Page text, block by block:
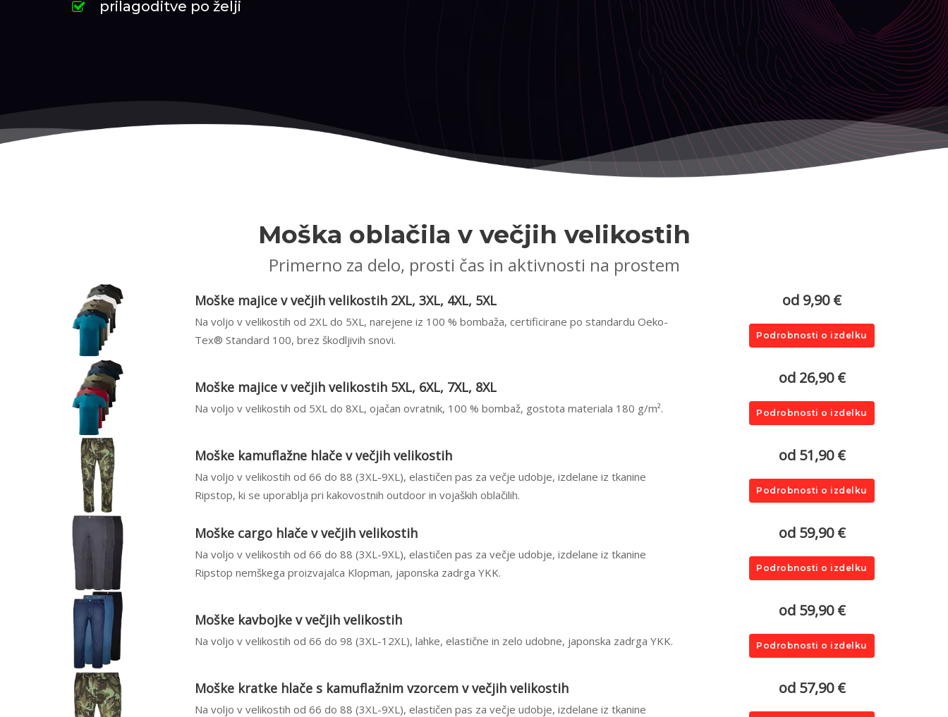
prilagoditve po želji
Moška oblačila v večjih velikostih
Primerno za delo, prosti čas in aktivnosti na prostem
Moške majice v večjih velikostih 2XL, 3XL, 4XL, 5XL
Na voljo v velikostih od 2XL do 5XL, narejene iz 100 % bombaža, certificirane po standardu Oeko-
Tex® Standard 100, brez škodljivih snovi.
od 9,90 €
Podrobnosti o izdelku
Moške majice v večjih velikostih 5XL, 6XL, 7XL, 8XL
Na voljo v velikostih od 5XL do 8XL, ojačan ovratnik, 100 % bombaž, gostota materiala 180 g/m².
od 26,90 €
Podrobnosti o izdelku
Moške kamuflažne hlače v večjih velikostih
Na voljo v velikostih od 66 do 88 (3XL-9XL), elastičen pas za večje udobje, izdelane iz tkanine
Ripstop, ki se uporablja pri kakovostnih outdoor in vojaških oblačilih.
od 51,90 €
Podrobnosti o izdelku
Moške cargo hlače v večjih velikostih
Na voljo v velikostih od 66 do 88 (3XL-9XL), elastičen pas za večje udobje, izdelane iz tkanine
Ripstop nemškega proizvajalca Klopman, japonska zadrga YKK.
od 59,90 €
Podrobnosti o izdelku
Moške kavbojke v večjih velikostih
Na voljo v velikostih od 66 do 98 (3XL-12XL), lahke, elastične in zelo udobne, japonska zadrga YKK.
od 59,90 €
Podrobnosti o izdelku
Moške kratke hlače s kamuflažnim vzorcem v večjih velikostih
Na voljo v velikostih od 66 do 88 (3XL-9XL), elastičen pas za večje udobje, izdelane iz tkanine
od 57,90 €